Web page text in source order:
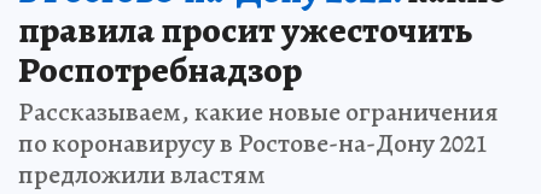
правила просит ужесточить
Роспотребнадзор
Рассказываем, какие новые ограничения
по коронавирусу в Ростове-на-Дону 2021
предложили властям